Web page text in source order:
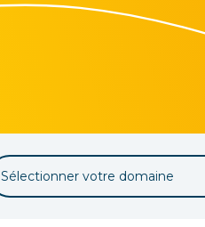
Sélectionner votre domaine